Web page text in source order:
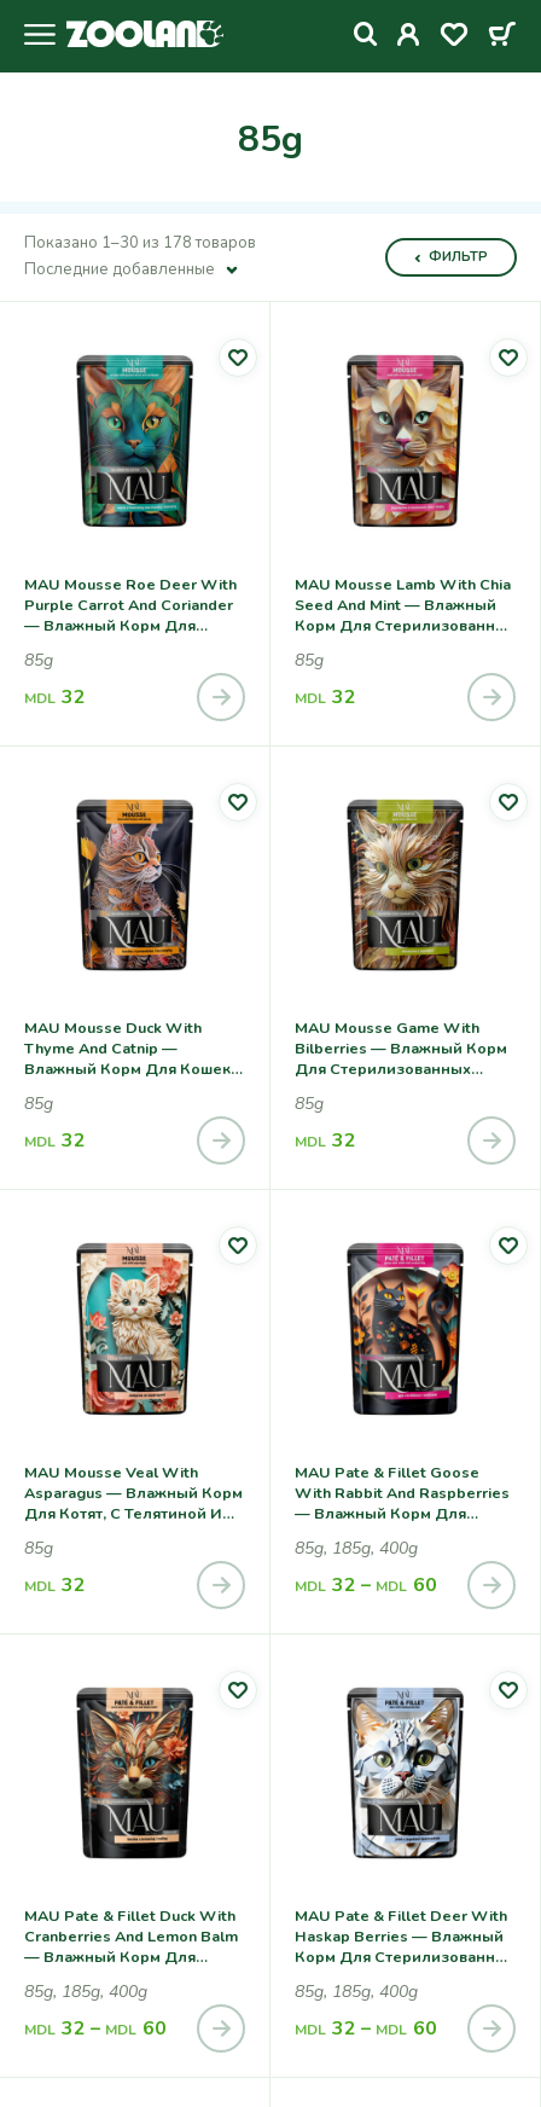
85g
Показано 1–30 из 178 товаров
Последние добавленные
ФИЛЬТР
MAU Mousse Roe Deer With
Purple Carrot And Coriander
— Влажный Корм Для
Фиолетовой Морковью И
Кориандром
85g
MDL 32
MAU Mousse Lamb With Chia
Seed And Mint — Влажный
Корм Для Cтерилизованных
Семенами Чия И Мятой
85g
MDL 32
MAU Mousse Duck With
Thyme And Catnip —
Влажный Корм Для Кошек,
Кошачьей Мятой
85g
MDL 32
MAU Mousse Game With
Bilberries — Влажный Корм
Для Cтерилизованных
Черникой
85g
MDL 32
MAU Mousse Veal With
Asparagus — Влажный Корм
Для Котят, С Телятиной И
85g
MDL 32
MAU Pate & Fillet Goose
With Rabbit And Raspberries
— Влажный Корм Для
Гусем, Кроликом И Малиной
85g, 185g, 400g
MDL 32 – MDL 60
MAU Pate & Fillet Duck With
Cranberries And Lemon Balm
— Влажный Корм Для
Уткой, Клюквой И Мелиссой
85g, 185g, 400g
MDL 32 – MDL 60
MAU Pate & Fillet Deer With
Haskap Berries — Влажный
Корм Для Cтерилизованных
Ягодами Жимолости
85g, 185g, 400g
MDL 32 – MDL 60